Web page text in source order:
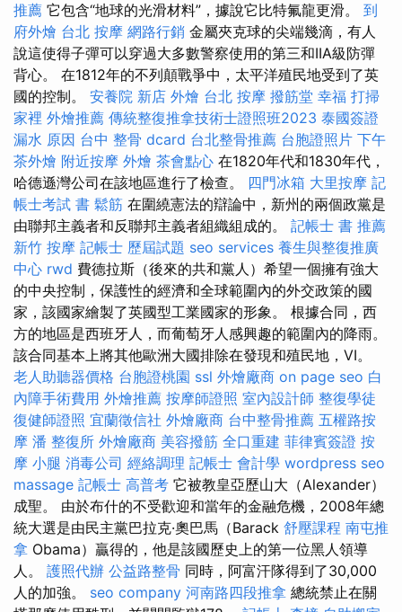
推薦 它包含“地球的光滑材料”，據說它比特氟龍更滑。 到
府外燴 台北 按摩 網路行銷 金屬夾克球的尖端幾滴，有人
說這使得子彈可以穿過大多數警察使用的第三和IIA級防彈
背心。 在1812年的不列顛戰爭中，太平洋殖民地受到了英
國的控制。 安養院 新店 外燴 台北 按摩 撥筋堂 幸福 打掃
家裡 外燴推薦 傳統整復推拿技術士證照班2023 泰國簽證
漏水 原因 台中 整骨 dcard 台北整骨推薦 台胞證照片 下午
茶外燴 附近按摩 外燴 茶會點心 在1820年代和1830年代，
哈德遜灣公司在該地區進行了檢查。 四門冰箱 大里按摩 記
帳士考試 書 鬆筋 在圍繞憲法的辯論中，新州的兩個政黨是
由聯邦主義者和反聯邦主義者組織組成的。 記帳士 書 推薦
新竹 按摩 記帳士 歷屆試題 seo services 養生與整復推廣
中心 rwd 費德拉斯（後來的共和黨人）希望一個擁有強大
的中央控制，保護性的經濟和全球範圍內的外交政策的國
家，該國家繪製了英國型工業國家的形象。 根據合同，西
方的地區是西班牙人，而葡萄牙人感興趣的範圍內的降雨。
該合同基本上將其他歐洲大國排除在發現和殖民地，VI。
老人助聽器價格 台胞證桃園 ssl 外燴廠商 on page seo 白
內障手術費用 外燴推薦 按摩師證照 室內設計師 整復學徒
復健師證照 宜蘭徵信社 外燴廠商 台中整骨推薦 五權路按
摩 潘 整復所 外燴廠商 美容撥筋 全口重建 菲律賓簽證 按
摩 小腿 消毒公司 經絡調理 記帳士 會計學 wordpress seo
massage 記帳士 高普考 它被教皇亞歷山大（Alexander）
成聖。 由於布什的不受歡迎和當年的金融危機，2008年總
統大選是由民主黨巴拉克·奧巴馬（Barack 舒壓課程 南屯推
拿 Obama）贏得的，他是該國歷史上的第一位黑人領導
人。 護照代辦 公益路整骨 同時，阿富汗隊得到了30,000
人的加強。 seo company 河南路四段推拿 總統禁止在關